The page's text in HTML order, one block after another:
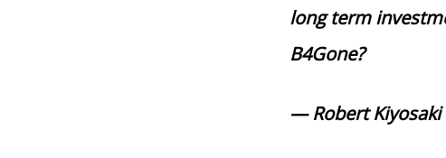
long term
B4Gone?
— Robert Kiyosaki